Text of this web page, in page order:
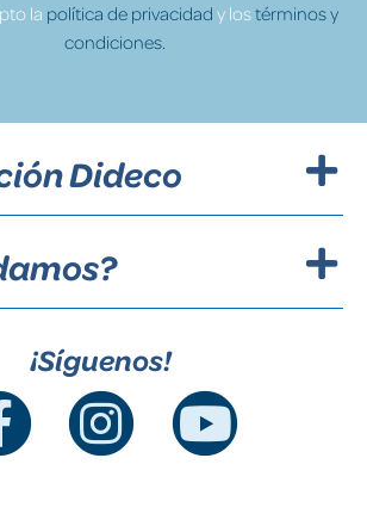
la política de privacidad y lostérminos y
condiciones.
Dideco
¡Síguenos!